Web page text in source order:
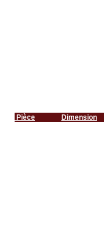
Pièce Dimension